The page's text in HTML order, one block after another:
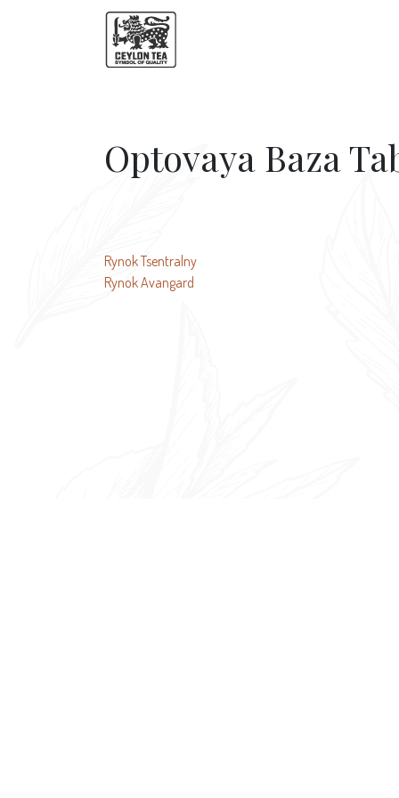
Optovaya Baza
文
章
Rynok Tsentralny
Rynok Avangard